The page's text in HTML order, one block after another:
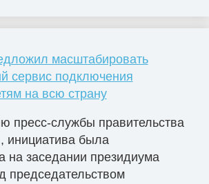
масштабировать
сервис подключения
на всю страну
пресс-службы правительства
инициатива была
на заседании президиума
председательством